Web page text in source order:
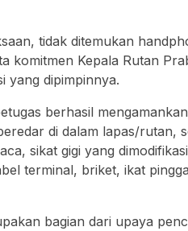
tidak ditemukan
komitmen Kepala Rutan
yang dipimpinnya.
berhasil
di dalam lapas/rutan,
sikat gigi yang
terminal, briket, ikat
bagian dari upaya